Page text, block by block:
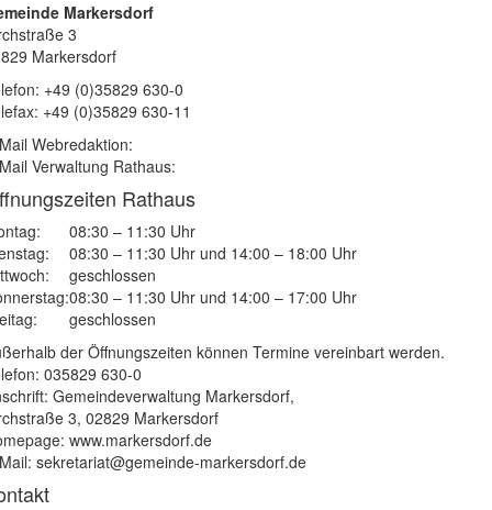
Markersdorf
3
Markersdorf
+49 (0)35829 630-0
+49 (0)35829 630-11
Webredaktion:
Verwaltung Rathaus:
Rathaus
08:30 – 11:30 Uhr
08:30 – 11:30 Uhr und 14:00 – 18:00 Uhr
geschlossen
08:30 – 11:30 Uhr und 14:00 – 17:00 Uhr
geschlossen
der Öffnungszeiten können Termine vereinbart werden.
035829 630-0
Gemeindeverwaltung Markersdorf,
3, 02829 Markersdorf
www.markersdorf.de
sekretariat@gemeinde-markersdorf.de